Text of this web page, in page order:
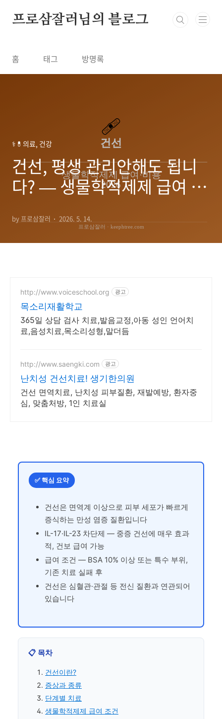
프로삼잘러님의 블로그
홈 태그 방명록
⚕️💊의료, 건강
건선, 평생 관리안해도 됩니
다? — 생물학적제제 급여 조
by 프로삼잘러 2026. 5. 14.
http://www.voiceschool.org 광고
목소리재활학교
365일 상담 검사 치료,발음교정,아동 성인 언어치
료,음성치료,목소리성형,말더듬
http://www.saengki.com 광고
난치성 건선치료! 생기한의원
건선 면역치료, 난치성 피부질환, 재발예방, 환자중
심, 맞춤처방, 1인 치료실
✅ 핵심 요약
건선은 면역계 이상으로 피부 세포가 빠르게
증식하는 만성 염증 질환입니다
IL-17·IL-23 차단제 — 중증 건선에 매우 효과
적, 건보 급여 가능
급여 조건 — BSA 10% 이상 또는 특수 부위,
기존 치료 실패 후
건선은 심혈관·관절 등 전신 질환과 연관되어
있습니다
📋 목차
건선이란?
증상과 종류
단계별 치료
생물학적제제 급여 조건